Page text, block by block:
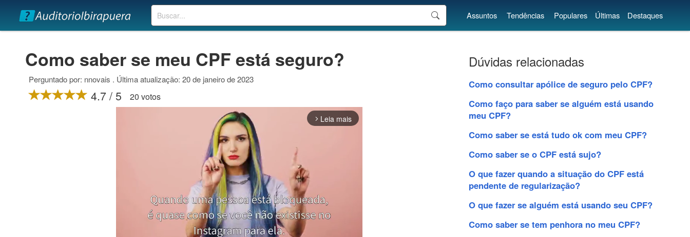
Buscar Assuntos Tendências Populares Últimas Destaques
Como saber se meu CPF está seguro?
Perguntado por: nnovais . Última atualização: 20 de janeiro de 2023
4.7 / 5 20 votos
arrow_forward_ios Leia mais
Dúvidas relacionadas
Como consultar apólice de seguro pelo CPF?
Como faço para saber se alguém está usando
meu CPF?
Como saber se está tudo ok com meu CPF?
Como saber se o CPF está sujo?
O que fazer quando a situação do CPF está
pendente de regularização?
O que fazer se alguém está usando seu CPF?
Como saber se tem penhora no meu CPF?